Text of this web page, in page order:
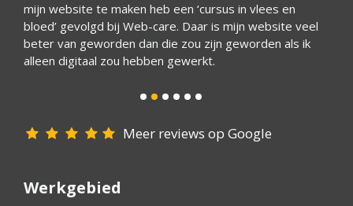
mijn website te maken heb een ‘cursus in vlees en
bloed’ gevolgd bij Web-care. Daar is mijn website veel
beter van geworden dan die zou zijn geworden als ik
alleen digitaal zou hebben gewerkt.
Meer reviews op Google
Werkgebied